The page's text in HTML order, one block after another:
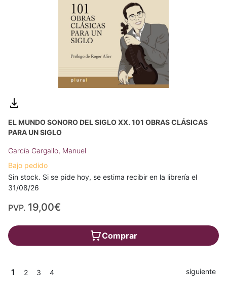
EL MUNDO SONORO DEL SIGLO XX. 101 OBRAS CLÁSICAS
PARA UN SIGLO
García Gargallo, Manuel
Bajo pedido
Sin stock. Si se pide hoy, se estima recibir en la librería el
31/08/26
PVP. 19,00€
Comprar
1 2 3 4 siguiente